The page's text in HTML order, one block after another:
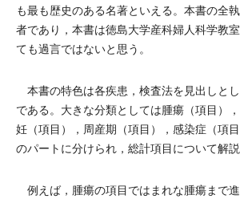
も最も歴史のある名著といえる。本書の全
者であり，本書は徳島大学産科婦人科学教
ても過言ではないと思う。
本書の特色は各疾患，検査法を見出しと
である。大きな分類としては腫瘍（項目）
妊（項目），周産期（項目），感染症（項目
のパートに分けられ，総計項目について解説
例えば，腫瘍の項目ではまれな腫瘍まで